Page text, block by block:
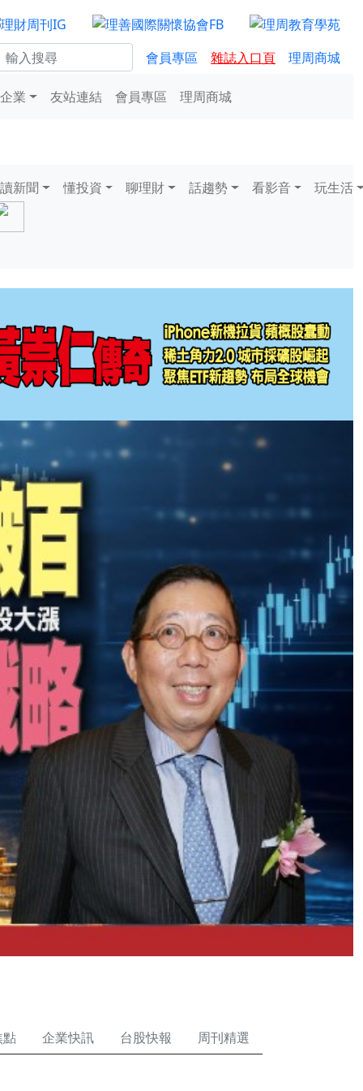
會員專區 雜誌入口頁 理周商城
業 友站連結 會員專區 理周商城
讀新聞 懂投資 聊理財 話趨勢 看影音 玩生活
點 企業快訊 台股快報 周刊精選